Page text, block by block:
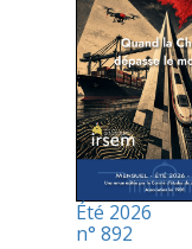
Été 2026
n° 892